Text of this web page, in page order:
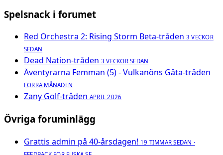
Spelsnack i forumet
Red Orchestra 2: Rising Storm Beta-tråden 3 VECKOR
SEDAN
Dead Nation-tråden 3 VECKOR SEDAN
Äventyrarna Femman (5) - Vulkanöns Gåta-tråden
FÖRRA MÅNADEN
Zany Golf-tråden APRIL 2026
Övriga foruminlägg
Grattis admin på 40-årsdagen! 19 TIMMAR SEDAN ·